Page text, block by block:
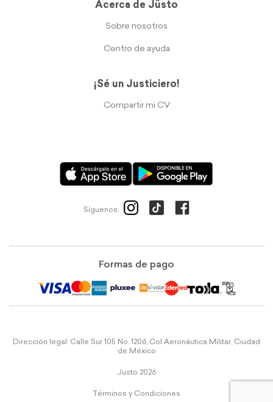
Acerca de Jüsto
Sobre nosotros
Centro de ayuda
¡Sé un Justiciero!
Compartir mi CV
Síguenos:
Formas de pago
Dirección legal: Calle Sur 105 No. 1206, Col Aeronáutica Militar, Ciudad
de México
Justo 2026
Términos y Condiciones